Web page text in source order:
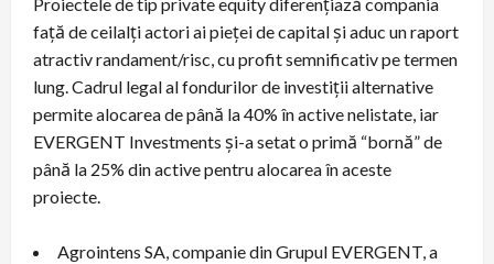
Proiectele de tip private equity diferențiază compania
față de ceilalți actori ai pieței de capital și aduc un raport
atractiv randament/risc, cu profit semnificativ pe termen
lung. Cadrul legal al fondurilor de investiții alternative
permite alocarea de până la 40% în active nelistate, iar
EVERGENT Investments și-a setat o primă “bornă” de
până la 25% din active pentru alocarea în aceste
proiecte.
Agrointens SA, companie din Grupul EVERGENT, a